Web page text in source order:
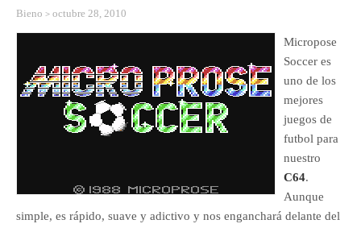
Bieno octubre 28, 2010
Micropose
Soccer es
uno de los
mejores
juegos de
futbol para
nuestro
C64.
Aunque
simple, es rápido, suave y adictivo y nos enganchará delante del